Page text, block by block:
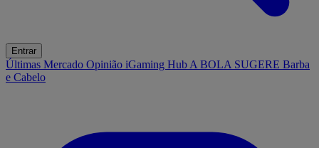
Entrar
Últimas Mercado Opinião iGaming Hub A BOLA SUGERE Barba
e Cabelo